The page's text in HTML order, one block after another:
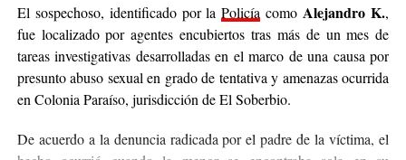
El sospechoso, identificado por laPolicía como Alejandro K.,
fue localizado por agentes encubiertos tras más de un mes de
tareas investigativas desarrolladas en el marco de una causa por
presunto abuso sexual en grado de tentativa y amenazas ocurrida
en Colonia Paraíso, jurisdicción de El Soberbio.
De acuerdo a la denuncia radicada por el padre de la víctima, el